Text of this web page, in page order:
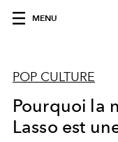
MENU
POP CULTURE
Pourquoi la
Lasso est